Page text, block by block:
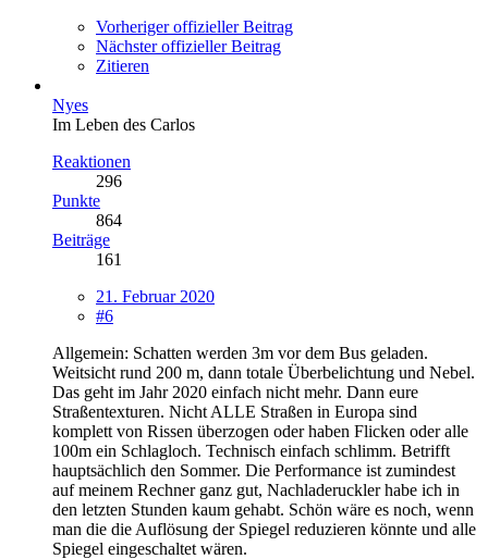
Vorheriger offizieller Beitrag
Nächster offizieller Beitrag
Zitieren
Nyes
Im Leben des Carlos
Reaktionen
296
Punkte
864
Beiträge
161
21. Februar 2020
#6
Allgemein: Schatten werden 3m vor dem Bus geladen.
Weitsicht rund 200 m, dann totale Überbelichtung und Nebel.
Das geht im Jahr 2020 einfach nicht mehr. Dann eure
Straßentexturen. Nicht ALLE Straßen in Europa sind
komplett von Rissen überzogen oder haben Flicken oder alle
100m ein Schlagloch. Technisch einfach schlimm. Betrifft
hauptsächlich den Sommer. Die Performance ist zumindest
auf meinem Rechner ganz gut, Nachladeruckler habe ich in
den letzten Stunden kaum gehabt. Schön wäre es noch, wenn
man die die Auflösung der Spiegel reduzieren könnte und alle
Spiegel eingeschaltet wären.